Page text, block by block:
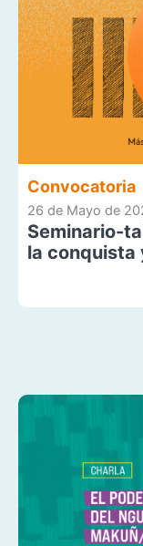
Convocatoria
26 de Mayo de
Seminario-
la conquista